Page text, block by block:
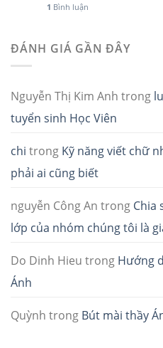
1 Bình luận
ĐÁNH GIÁ GẦN ĐÂY
Nguyễn Thị Kim Anh trong
tuyển sinh Học Viên
chi trong Kỹ năng viết chữ
phải ai cũng biết
nguyễn Công An trong Chia
lớp của nhóm chúng tôi là
Do Dinh Hieu trong Hướng
Ánh
Quỳnh trong Bút mài thầy